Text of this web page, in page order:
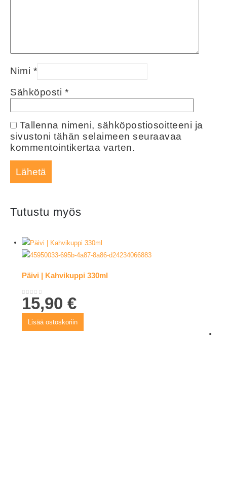
Nimi *
Sähköposti *
Tallenna nimeni, sähköpostiosoitteeni ja
sivustoni tähän selaimeen seuraavaa
kommentointikertaa varten.
Tutustu myös
Päivi | Kahvikuppi 330ml
0out of 5
15,90€
Lisää ostoskoriin